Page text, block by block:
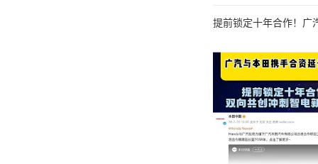
提前锁定十年合作！广